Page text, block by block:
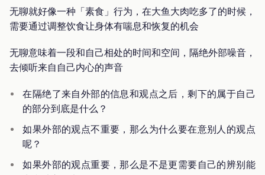
无聊就好像一种「素食」行为，在大鱼大肉吃多了的时候，
需要通过调整饮食让身体有喘息和恢复的机会
无聊意味着一段和自己相处的时间和空间，隔绝外部噪音，
去倾听来自自己内心的声音
在隔绝了来自外部的信息和观点之后，剩下的属于自己
的部分到底是什么？
如果外部的观点不重要，那么为什么要在意别人的观点
呢？
如果外部的观点重要，那么是不是更需要自己的辨别能